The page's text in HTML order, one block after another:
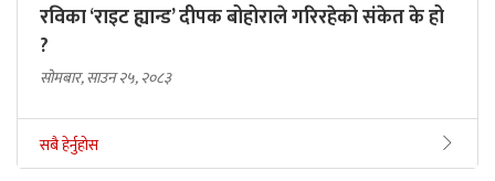
रविका ‘राइट ह्यान्ड’ दीपक बोहोराले गरिरहेको संकेत के हो
?
सोमबार, साउन २५, २०८३
सबै हेर्नुहोस